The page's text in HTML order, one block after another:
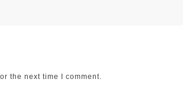
the next time I comment.